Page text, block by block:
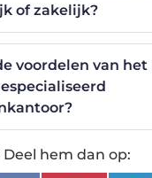
of zakelijk?
voordelen van het
hem dan op: